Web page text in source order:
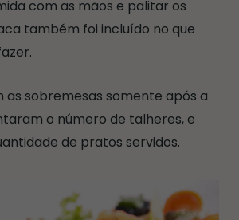
com as mãos e palitar os
também foi incluído no que
as sobremesas somente após a
o número de talheres, e
de pratos servidos.